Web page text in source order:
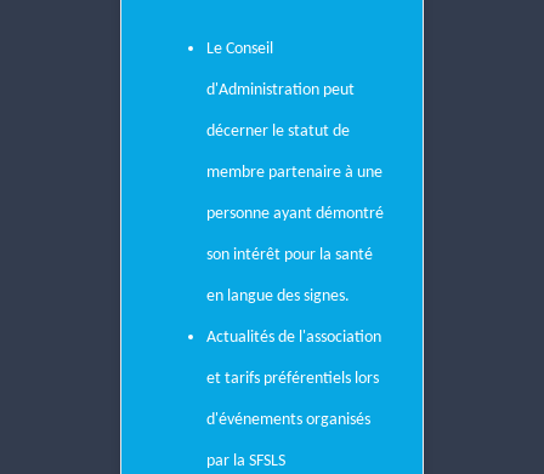
Le Conseil
d'Administration peut
décerner le statut de
membre partenaire à une
personne ayant démontré
son intérêt pour la santé
en langue des signes.
Actualités de l'association
et tarifs préférentiels lors
d'événements organisés
par la SFSLS